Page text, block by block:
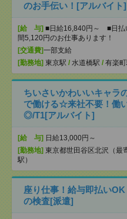
のお手伝い！[アルバイト]
[給 与] ■日給16,840円～ ■日
間5,120円のお仕事あります！
[交通費]一部支給
[勤務地] 東京駅 / 水道橋駅 / 有楽
ちいさいかわいいキャラ
で働ける☆来社不要！働
◎/T1[アルバイト]
[給 与] 日給13,000円～
[勤務地] 東京都世田谷区北沢（最
駅）
座り仕事！給与即払い
の検査[派遣]